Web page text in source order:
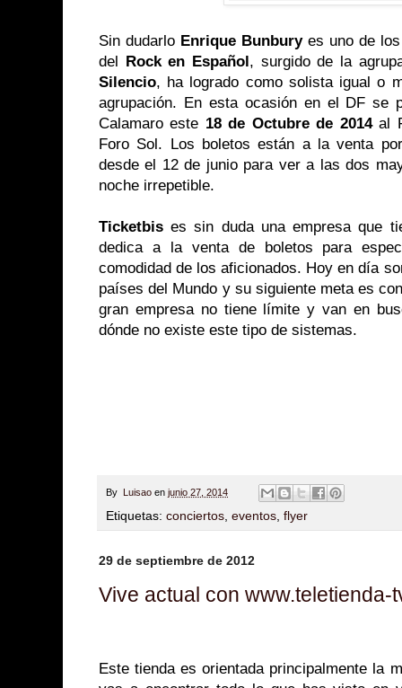
Sin dudarlo Enrique Bunbury es uno de
del Rock en Español, surgido de la
Silencio, ha logrado como solista igual o
agrupación. En esta ocasión en el DF se
Calamaro este 18 de Octubre de 2014al
Foro Sol. Los boletos están a la venta
desde el 12 de junio para ver a las dos
noche irrepetible.
Ticketbis es sin duda una empresa que
dedica a la venta de boletos para
comodidad de los aficionados. Hoy en día
países del Mundo y su siguiente meta es
gran empresa no tiene límite y van en
dónde no existe este tipo de sistemas.
By Luisao en junio 27, 2014
Etiquetas: conciertos, eventos, flyer
29 de septiembre de 2012
Vive actual con www.teletienda-
Este tienda es orientada principalmente la